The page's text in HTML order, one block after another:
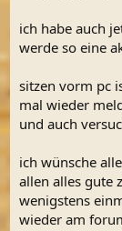
ich habe auch
werde so eine
sitzen vorm pc
mal wieder
und auch
ich wünsche
allen alles gute
wenigstens
wieder am